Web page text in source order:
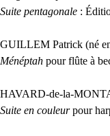
Suite pentagonale :
GUILLEM Patrick (né
Ménéptah pour flûte à
HAVARD-de-la-
Suite en couleurpour